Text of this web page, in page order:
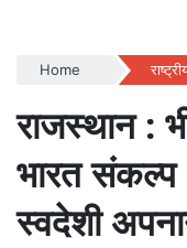
Home
राजस्थान :
भारत
स्वदेशी